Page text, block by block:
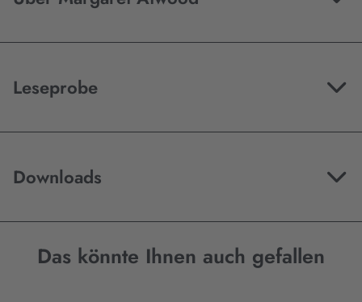
Leseprobe
Downloads
Das könnte Ihnen auch gefallen